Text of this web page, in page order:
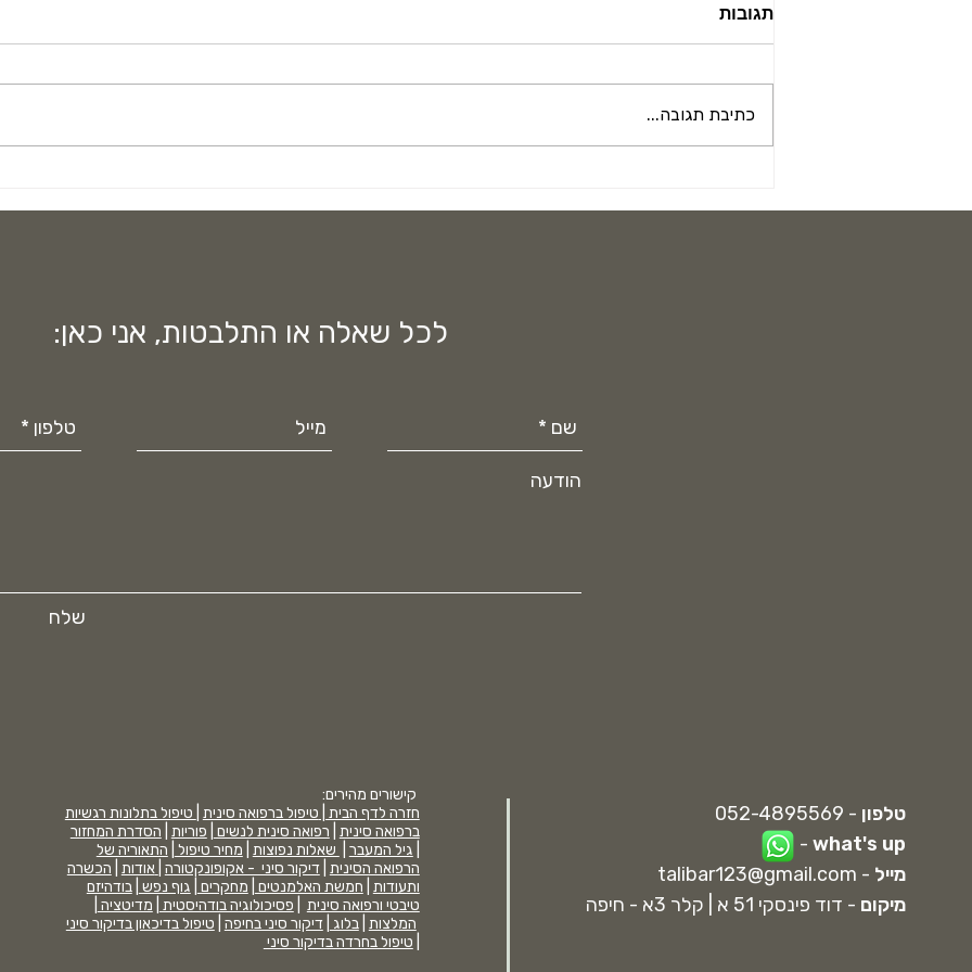
מפת הרגשות של הגוף
תגובות
כתיבת תגובה...
לכל שאלה או התלבטות, אני כאן:
הודעה
שלח
קישורים מהירים:
חזרה לדף הבית | טיפול ברפואה סינית טיפול בתלונות רגשיות
ברפואה סינית רפואה סינית לנשים פוריות הסדרת המחזור
גיל המעבר שאלות נפוצות מחיר טיפול התאוריה של
הרפואה הסינית דיקור סיני - אקופונקטורה אודות הכשרה
ותעודות חמשת האלמנטים מחקרים גוף נפש |בודהיזם
טיבטי ורפואה סינית
פסיכולוגיה בודהיסטית מדיטציה
המלצות |בלוג דיקור סיני בחיפה טיפול בדיכאון בדיקור סיני
טיפול בחרדה בדיקור סיני
טלפון - 052-4895569
what's up
-
מייל -
talibar123@gmail.com
מיקום - דוד פינסקי 51 א | קלר 3א - חיפה